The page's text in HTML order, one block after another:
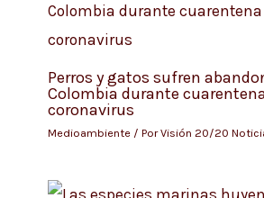
Perros y gatos sufren
Colombia durante
coronavirus
Medioambiente/ PorVisión 20/20